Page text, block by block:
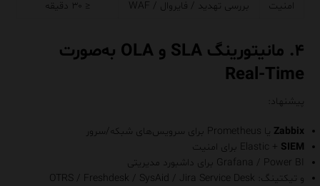
امنیت بررسی تهدید / فایروال / WAF ≤ ۳۰ دقیقه
۴. مانیتورینگ SLA و OLA به‌صورت
Real-Time
پیشنهاد:
Zabbix یا Prometheus برای سرویس‌های شبکه/سرور
Elastic + SIEM
برای امنیت
Grafana / Power BI برای داشبورد مدیریتی
و تیکتینگ: OTRS / Freshdesk / SysAid / Jira Service Desk